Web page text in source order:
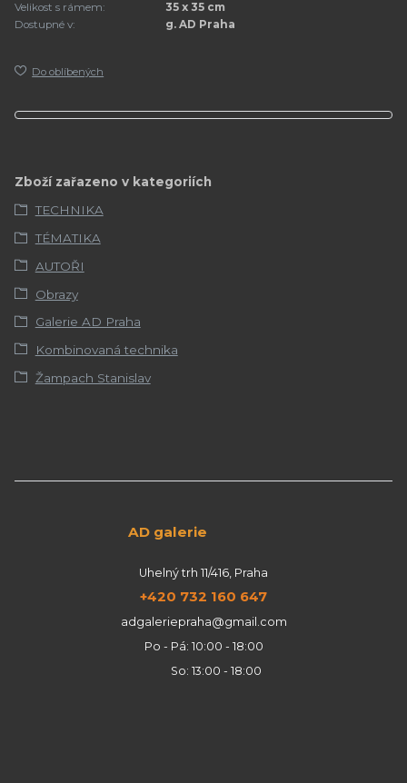
Velikost s rámem:
35 x 35 cm
Dostupné v:
g. AD Praha
Do oblíbených
Zboží zařazeno v kategoriích
TECHNIKA
TÉMATIKA
AUTOŘI
Obrazy
Galerie AD Praha
Kombinovaná technika
Žampach Stanislav
AD galerie
Uhelný trh 11/416, Praha
+420 732 160 647
adgaleriepraha@gmail.com
Po - Pá: 10:00 - 18:00
So: 13:00 - 18:00